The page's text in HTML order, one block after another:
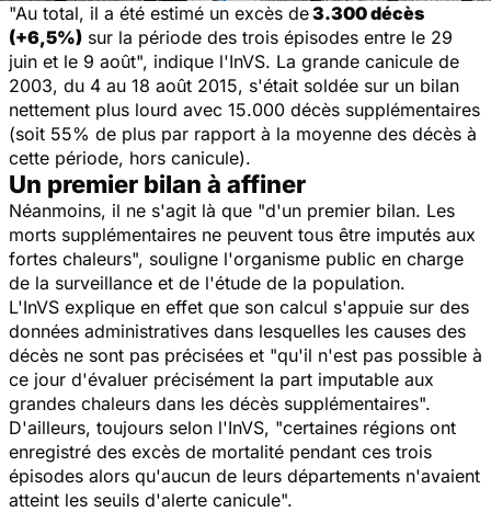
"Au total, il a été estimé un excès de3.300 décès
(+6,5%) sur la période des trois épisodes entre le 29
juin et le 9 août", indique l'InVS. La grande canicule de
2003, du 4 au 18 août 2015, s'était soldée sur un bilan
nettement plus lourd avec 15.000 décès supplémentaires
(soit 55% de plus par rapport à la moyenne des décès à
cette période, hors canicule).
Un premier bilan à affiner
Néanmoins, il ne s'agit là que "d'un premier bilan. Les
morts supplémentaires ne peuvent tous être imputés aux
fortes chaleurs", souligne l'organisme public en charge
de la surveillance et de l'étude de la population.
L'InVS explique en effet que son calcul s'appuie sur des
données administratives dans lesquelles les causes des
décès ne sont pas précisées et "qu'il n'est pas possible à
ce jour d'évaluer précisément la part imputable aux
grandes chaleurs dans les décès supplémentaires".
D'ailleurs, toujours selon l'InVS, "certaines régions ont
enregistré des excès de mortalité pendant ces trois
épisodes alors qu'aucun de leurs départements n'avaient
atteint les seuils d'alerte canicule".